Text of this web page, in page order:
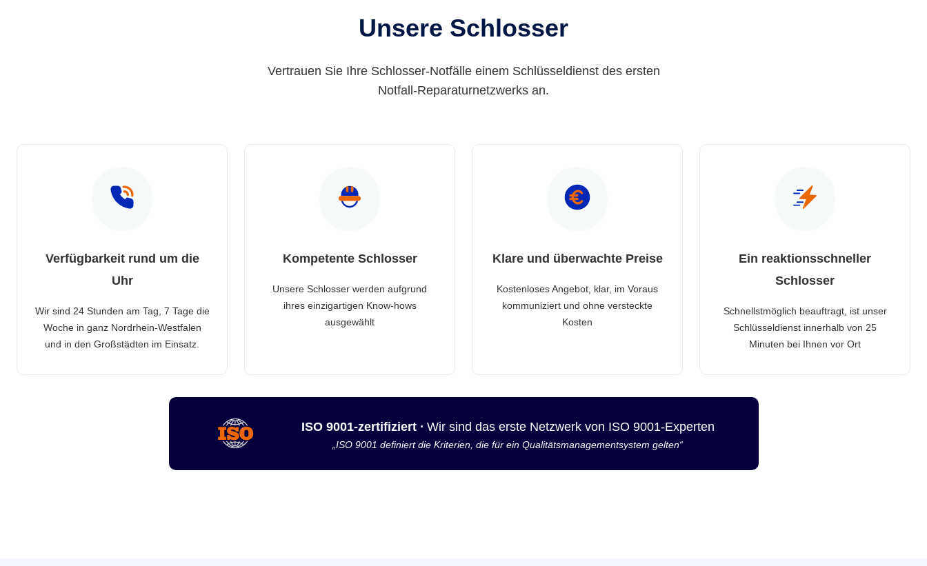
Unsere Schlosser
Vertrauen Sie Ihre Schlosser-Notfälle einem Schlüsseldienst des ersten
Notfall-Reparaturnetzwerks an.
Verfügbarkeit rund um die
Uhr
Wir sind 24 Stunden am Tag, 7 Tage die
Woche in ganz Nordrhein-Westfalen
und in den Großstädten im Einsatz.
Kompetente Schlosser
Unsere Schlosser werden aufgrund
ihres einzigartigen Know-hows
ausgewählt
Klare und überwachte Preise
Kostenloses Angebot, klar, im Voraus
kommuniziert und ohne versteckte
Kosten
Ein reaktionsschneller
Schlosser
Schnellstmöglich beauftragt, ist unser
Schlüsseldienst innerhalb von 25
Minuten bei Ihnen vor Ort
ISO 9001-zertifiziert · Wir sind das erste Netzwerk von ISO 9001-Experten
„ISO 9001 definiert die Kriterien, die für ein Qualitätsmanagementsystem gelten“